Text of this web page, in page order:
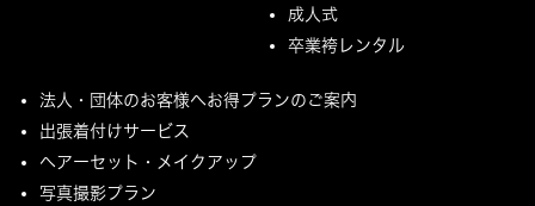
成人式
卒業袴レンタル
法人・団体のお客様へお得プランのご案内
出張着付けサービス
ヘアーセット・メイクアップ
写真撮影プラン